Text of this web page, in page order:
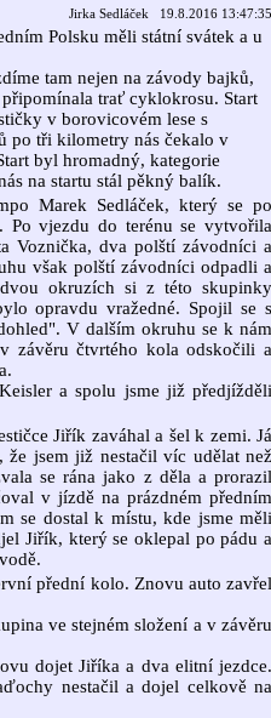
Jirka Sedláček 19.8.2016 13:47:35
Polsku měli státní svátek a u
tam nejen na závody bajků,
trať cyklokrosu. Start
v borovicovém lese s
po tři kilometry nás čekalo v
byl hromadný, kategorie
na startu stál pěkný balík.
Marek Sedláček, který se po
Po vjezdu do terénu se vytvořila
Voznička, dva polští závodníci a
však polští závodníci odpadli a
okruzích si z této skupinky
opravdu vražedné. Spojil se s
V dalším okruhu se k nám
závěru čtvrtého kola odskočili a
a spolu jsme již předjížděli
Jiřík zaváhal a šel k zemi. Já
jsem již nestačil víc udělat než
se rána jako z děla a prorazil
v jízdě na prázdném předním
se dostal k místu, kde jsme měli
Jiřík, který se oklepal po pádu a
přední kolo. Znovu auto zavřel
ve stejném složení a v závěru
dojet Jiříka a dva elitní jezdce.
nestačil a dojel celkově na